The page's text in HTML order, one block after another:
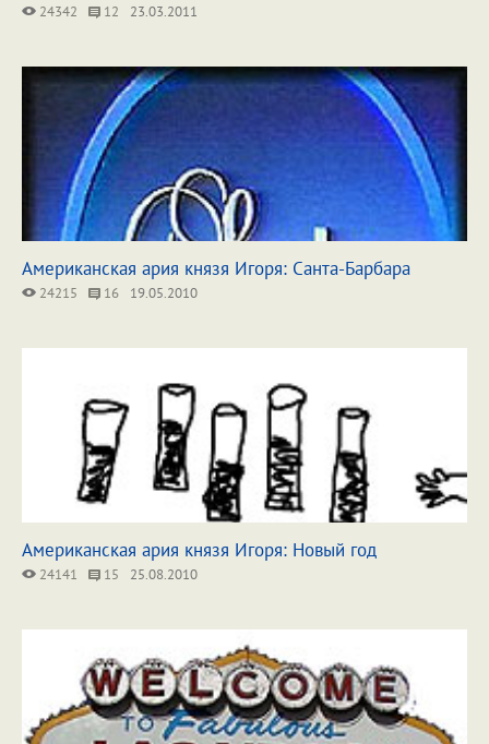
24342 12 23.03.2011
Американская ария князя Игоря: Санта-Барбара
24215 16 19.05.2010
Американская ария князя Игоря: Новый год
24141 15 25.08.2010